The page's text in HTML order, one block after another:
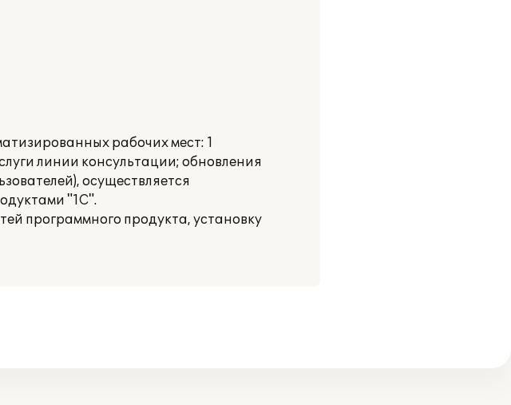
рабочих мест: 1
линии консультации; обновления
осуществляется
"1С".
программного продукта, установку